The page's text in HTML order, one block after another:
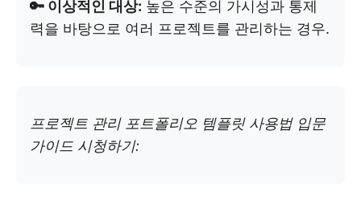
🔑 이상적인 대상: 높은 수준의 가시성과 통제
력을 바탕으로 여러 프로젝트를 관리하는 경우.
프로젝트 관리 포트폴리오 템플릿 사용법 입문
가이드 시청하기: